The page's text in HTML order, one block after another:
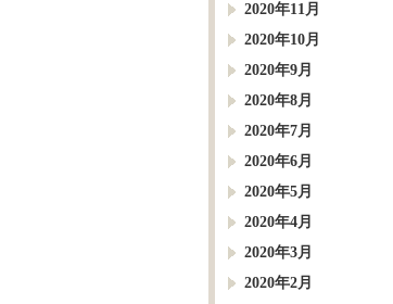
2020年11月
2020年10月
2020年9月
2020年8月
2020年7月
2020年6月
2020年5月
2020年4月
2020年3月
2020年2月